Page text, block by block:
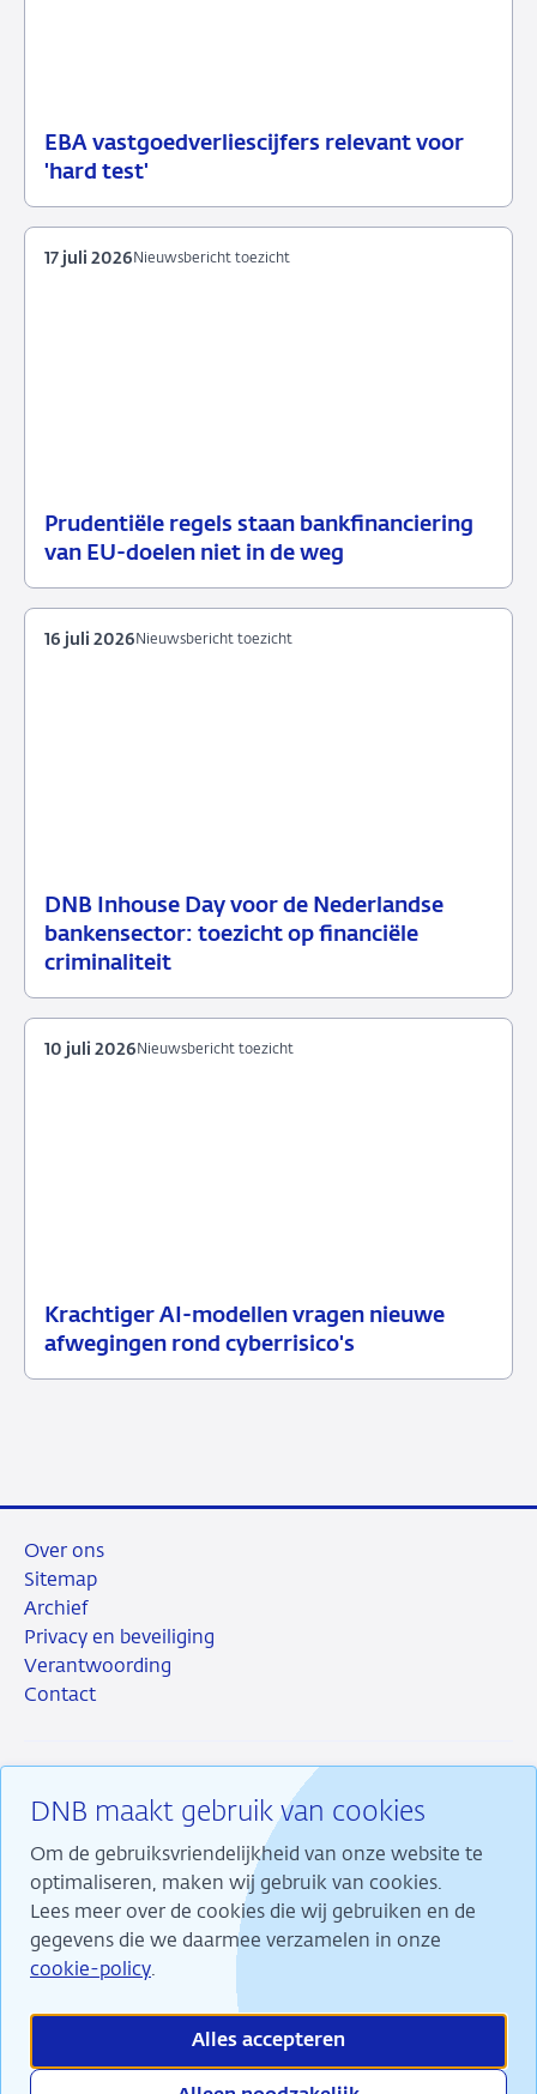
EBA vastgoedverliescijfers relevant voor
'hard test'
23
Nieuwsbericht
Prudentiële regels staan bankfinanciering
van EU-doelen niet in de weg
17
Nieuwsbericht
Nieuwsbericht toezicht
17 juli 2026
DNB Inhouse Day voor de Nederlandse
bankensector: toezicht op financiële
criminaliteit
16
juli
Nieuwsbericht
toezicht
Nieuwsbericht toezicht
16 juli 2026
Krachtiger AI-modellen vragen nieuwe
afwegingen rond cyberrisico's
10
Nieuwsbericht
Nieuwsbericht toezicht
10 juli 2026
DNB maakt gebruik van cookies
Om de gebruiksvriendelijkheid van onze website te
optimaliseren, maken wij gebruik van cookies.
Lees meer over de cookies die wij gebruiken en de
gegevens die we daarmee verzamelen in onze
cookie-policy.
Alles accepteren
Over ons
Sitemap
Archief
Privacy en beveiliging
Verantwoording
Contact
RSS InstagramLinkedin
X
Wij maken ons sterk voor financiële stabiliteit en
dragen daarmee bij aan duurzame welvaart in